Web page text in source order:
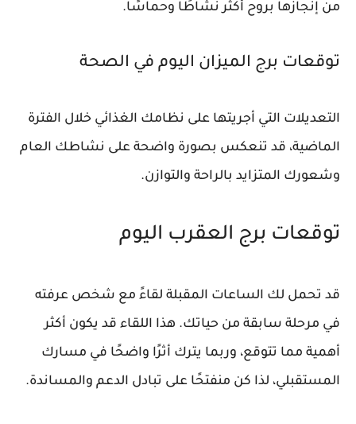
من إنجازها بروح أكثر نشاطًا وحماسًا.
توقعات برج الميزان اليوم في الصحة
التعديلات التي أجريتها على نظامك الغذائي خلال الفترة
الماضية، قد تنعكس بصورة واضحة على نشاطك العام
وشعورك المتزايد بالراحة والتوازن.
توقعات برج العقرب اليوم
قد تحمل لك الساعات المقبلة لقاءً مع شخص عرفته
في مرحلة سابقة من حياتك. هذا اللقاء قد يكون أكثر
أهمية مما تتوقع، وربما يترك أثرًا واضحًا في مسارك
المستقبلي، لذا كن منفتحًا على تبادل الدعم والمساندة.